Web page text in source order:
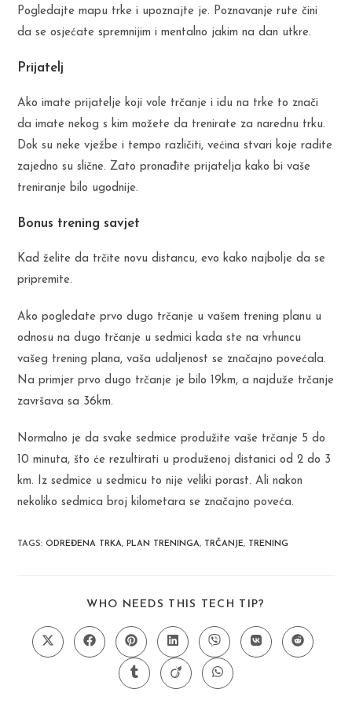
Pogledajte mapu trke i upoznajte je. Poznavanje rute čini
da se osjećate spremnijim i mentalno jakim na dan utkre.
Prijatelj
Ako imate prijatelje koji vole trčanje i idu na trke to znači
da imate nekog s kim možete da trenirate za narednu trku.
Dok su neke vježbe i tempo različiti, većina stvari koje radite
zajedno su slične. Zato pronađite prijatelja kako bi vaše
treniranje bilo ugodnije.
Bonus trening savjet
Kad želite da trčite novu distancu, evo kako najbolje da se
pripremite.
Ako pogledate prvo dugo trčanje u vašem trening planu u
odnosu na dugo trčanje u sedmici kada ste na vrhuncu
vašeg trening plana, vaša udaljenost se značajno povećala.
Na primjer prvo dugo trčanje je bilo 19km, a najduže trčanje
završava sa 36km.
Normalno je da svake sedmice produžite vaše trčanje 5 do
10 minuta, što će rezultirati u produženoj distanici od 2 do 3
km. Iz sedmice u sedmicu to nije veliki porast. Ali nakon
nekoliko sedmica broj kilometara se značajno poveća.
TAGS:ODREĐENA TRKA, PLAN TRENINGA, TRČANJE, TRENING
WHO NEEDS THIS TECH TIP?
CONTENT
Opens
in
Opens
in
Opens
in
a
new
window
Opens
in
a
new
window
Opens
in
a
new
window
Opens
in
Opens
in
Opens
in
Opens
in
Opens
in